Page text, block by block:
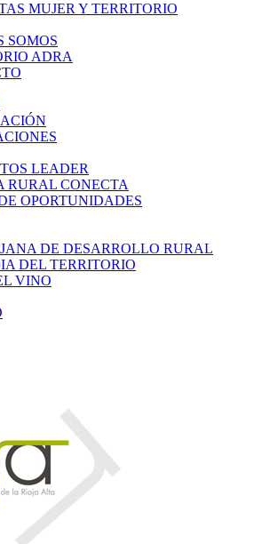
MUJER Y TERRITORIO
SOMOS
ADRA
LEADER
RURAL CONECTA
OPORTUNIDADES
DE DESARROLLO RURAL
DEL TERRITORIO
VINO